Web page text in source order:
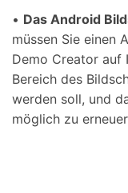
• Das Android
müssen Sie einen
Demo Creator auf
Bereich des
werden soll, und
möglich zu